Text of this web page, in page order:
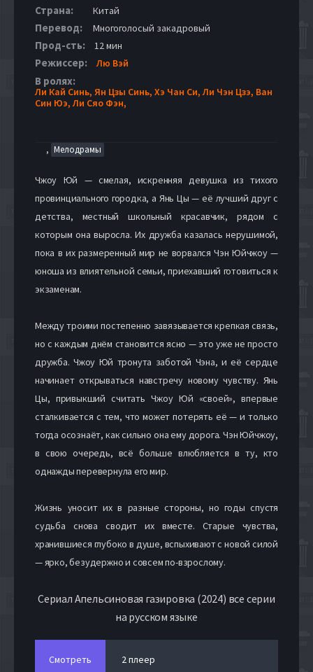
Страна: Китай
Перевод: Многоголосый закадровый
Прод-сть: 12 мин
Режиссер: Лю Вэй
В ролях:
Ли Кай Синь, Ян Цзы Синь, Хэ Чан Си,Ли Чэн Цзэ, Ван
Син Юэ,Ли Сяо Фэн,
, Мелодрамы
Чжоу Юй — смелая, искренняя девушка из тихого
провинциального городка, а Янь Цы — её лучший друг с
детства, местный школьный красавчик, рядом с
которым она выросла. Их дружба казалась нерушимой,
пока в их размеренный мир не ворвался Чэн Юйчжоу —
юноша из влиятельной семьи, приехавший готовиться к
экзаменам.
Между троими постепенно завязывается крепкая связь,
но с каждым днём становится ясно — это уже не просто
дружба. Чжоу Юй тронута заботой Чэна, и её сердце
начинает открываться навстречу новому чувству. Янь
Цы, привыкший считать Чжоу Юй «своей», впервые
сталкивается с тем, что может потерять её — и только
тогда осознаёт, как сильно она ему дорога. Чэн Юйчжоу,
в свою очередь, всё больше влюбляется в ту, кто
однажды перевернула его мир.
Жизнь уносит их в разные стороны, но годы спустя
судьба снова сводит их вместе. Старые чувства,
хранившиеся глубоко в душе, вспыхивают с новой силой
— ярко, безудержно и совсем по-взрослому.
Сериал Апельсиновая газировка (2024) все серии
на русском языке
Смотреть 2 плеер